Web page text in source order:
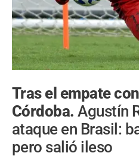
Tras el empate
Córdoba.Agustín
ataque en Brasil:
pero salió ileso